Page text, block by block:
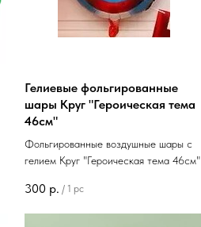
Гелиевые фольгированные
шары Круг "Героическая тема
46см"
Фольгированные воздушные шары с
гелием Круг "Героическая тема 46см"
300 р. / 1 pc